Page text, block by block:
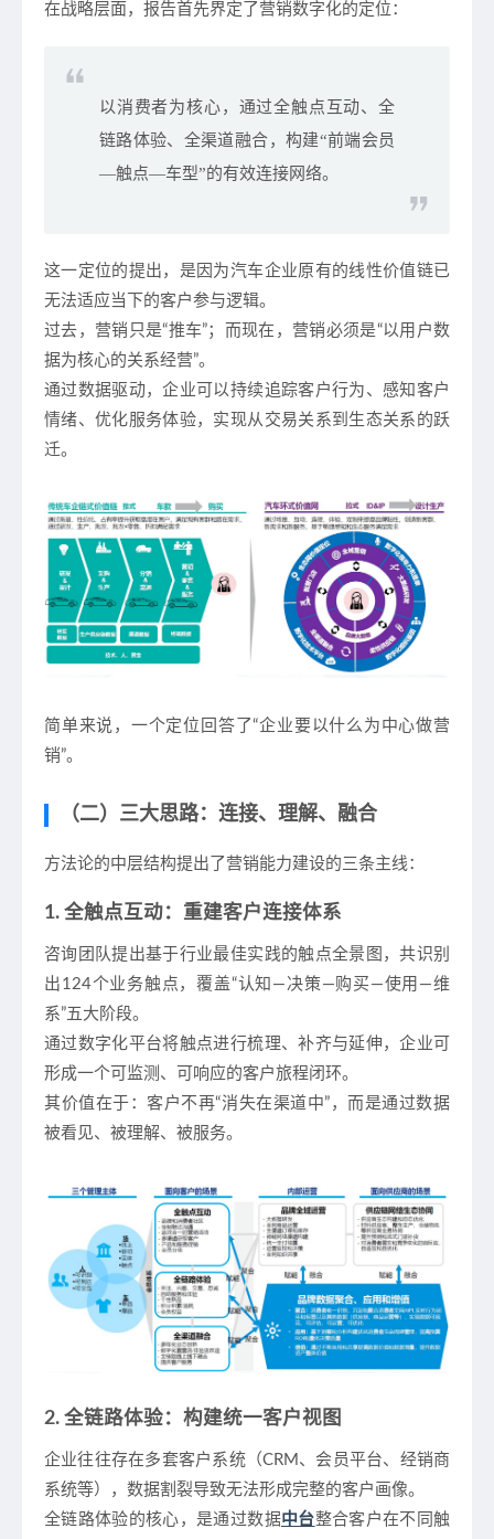
在战略层面，报告首先界定了营销数字化的定位：
以消费者为核心，通过全触点互动、全
链路体验、全渠道融合，构建“前端会员
—触点—车型”的有效连接网络。
这一定位的提出，是因为汽车企业原有的线性价值链已
无法适应当下的客户参与逻辑。
过去，营销只是“推车”；而现在，营销必须是“以用户数
据为核心的关系经营”。
通过数据驱动，企业可以持续追踪客户行为、感知客户
情绪、优化服务体验，实现从交易关系到生态关系的跃
迁。
简单来说，一个定位回答了“企业要以什么为中心做营
销”。
（二）三大思路：连接、理解、融合
方法论的中层结构提出了营销能力建设的三条主线：
1. 全触点互动：重建客户连接体系
咨询团队提出基于行业最佳实践的触点全景图 ，共识别
出124个业务触点，覆盖“认知—决策—购买—使用—维
系”五大阶段。
通过数字化平台将触点进行梳理、补齐与延伸，企业可
形成一个可监测、可响应的客户旅程闭环。
其价值在于：客户不再“消失在渠道中”，而是通过数据
被看见、被理解、被服务。
2. 全链路体验：构建统一客户视图
企业往往存在多套客户系统（CRM、会员平台、经销商
系统等），数据割裂导致无法形成完整的客户画像。
全链路体验的核心，是通过数据中台整合客户在不同触